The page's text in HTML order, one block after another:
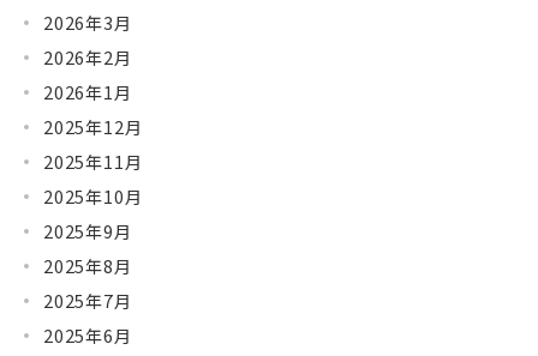
2026年3月
2026年2月
2026年1月
2025年12月
2025年11月
2025年10月
2025年9月
2025年8月
2025年7月
2025年6月